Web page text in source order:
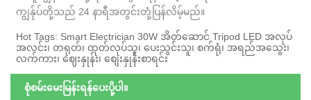
ကျွန်ုပ်တို့သည် 24 နာရီအတွင်းတုံ့ပြန်လိမ့်မည်။
Hot Tags: Smart Electrician 30W အိတ်ဆောင် Tripod LED အလုပ်
အလင်း၊ တရုတ်၊ ထုတ်လုပ်သူ၊ ပေးသွင်းသူ၊ စက်ရုံ၊ အရည်အသွေး၊
လက်ကား၊ ဈေးနှုန်း၊ စျေးနှုန်းစာရင်း
စုံစမ်းမေးမြန်းရန်ပေးပို့ပါ။